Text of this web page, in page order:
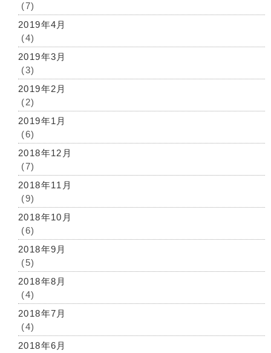
(7)
2019年4月
(4)
2019年3月
(3)
2019年2月
(2)
2019年1月
(6)
2018年12月
(7)
2018年11月
(9)
2018年10月
(6)
2018年9月
(5)
2018年8月
(4)
2018年7月
(4)
2018年6月